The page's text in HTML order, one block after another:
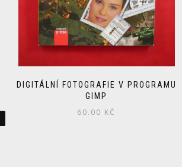
DIGITÁLNÍ FOTOGRAFIE V PROGRAMU
GIMP
60.00 KČ